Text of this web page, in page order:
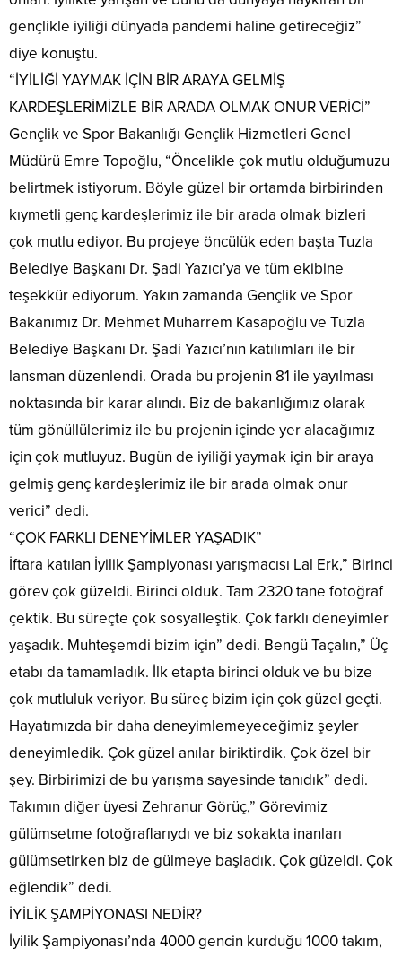
gençlikle iyiliği dünyada pandemi haline getireceğiz”
diye konuştu.
“İYİLİĞİ YAYMAK İÇİN BİR ARAYA GELMİŞ
KARDEŞLERİMİZLE BİR ARADA OLMAK ONUR VERİCİ”
Gençlik ve Spor Bakanlığı Gençlik Hizmetleri Genel
Müdürü Emre Topoğlu, “Öncelikle çok mutlu olduğumuzu
belirtmek istiyorum. Böyle güzel bir ortamda birbirinden
kıymetli genç kardeşlerimiz ile bir arada olmak bizleri
çok mutlu ediyor. Bu projeye öncülük eden başta Tuzla
Belediye Başkanı Dr. Şadi Yazıcı’ya ve tüm ekibine
teşekkür ediyorum. Yakın zamanda Gençlik ve Spor
Bakanımız Dr. Mehmet Muharrem Kasapoğlu ve Tuzla
Belediye Başkanı Dr. Şadi Yazıcı’nın katılımları ile bir
lansman düzenlendi. Orada bu projenin 81 ile yayılması
noktasında bir karar alındı. Biz de bakanlığımız olarak
tüm gönüllülerimiz ile bu projenin içinde yer alacağımız
için çok mutluyuz. Bugün de iyiliği yaymak için bir araya
gelmiş genç kardeşlerimiz ile bir arada olmak onur
verici” dedi.
“ÇOK FARKLI DENEYİMLER YAŞADIK”
İftara katılan İyilik Şampiyonası yarışmacısı Lal Erk,” Birinci
görev çok güzeldi. Birinci olduk. Tam 2320 tane fotoğraf
çektik. Bu süreçte çok sosyalleştik. Çok farklı deneyimler
yaşadık. Muhteşemdi bizim için” dedi. Bengü Taçalın,” Üç
etabı da tamamladık. İlk etapta birinci olduk ve bu bize
çok mutluluk veriyor. Bu süreç bizim için çok güzel geçti.
Hayatımızda bir daha deneyimlemeyeceğimiz şeyler
deneyimledik. Çok güzel anılar biriktirdik. Çok özel bir
şey. Birbirimizi de bu yarışma sayesinde tanıdık” dedi.
Takımın diğer üyesi Zehranur Görüç,” Görevimiz
gülümsetme fotoğraflarıydı ve biz sokakta inanları
gülümsetirken biz de gülmeye başladık. Çok güzeldi. Çok
eğlendik” dedi.
İYİLİK ŞAMPİYONASI NEDİR?
İyilik Şampiyonası’nda 4000 gencin kurduğu 1000 takım,